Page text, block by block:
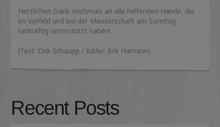
Herzlichen Dank nochmals an alle helfenden Hände, die
im Vorfeld und bei der Meisterschaft am Sonntag
tatkräftig unterstützt haben!
(Text: Dirk Schaupp / Bilder: Erik Hamann)
Recent Posts